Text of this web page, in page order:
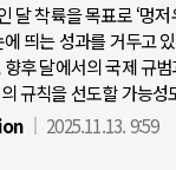
달 착륙을 목표로 ‘멍
띄는 성과를 거두고
후 달에서의 국제 규
규칙을 선도할 가능성
2025.11.13. 9:59